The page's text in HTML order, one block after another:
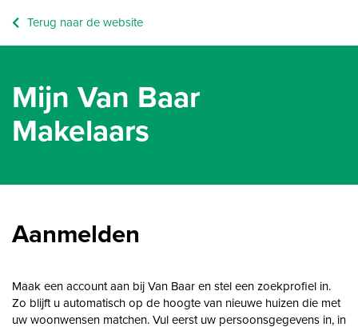
Terug naar de website
Mijn Van Baar
Makelaars
Aanmelden
Maak een account aan bij Van Baar en stel een zoekprofiel in.
Zo blijft u automatisch op de hoogte van nieuwe huizen die met
uw woonwensen matchen. Vul eerst uw persoonsgegevens in, in